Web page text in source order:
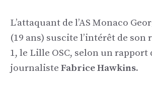
L’attaquant de l’AS Monaco
(19 ans) suscite l’intérêt de son
1, le Lille OSC, selon un rapport
journaliste Fabrice Hawkins.